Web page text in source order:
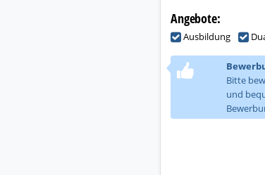
Angebote:
Ausbildung
Bitte
und